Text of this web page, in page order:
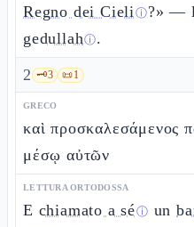
Regno dei Cieliⓘ?» —
gedullahⓘ.
2 🗝️3 📜1
GRECO
καὶ προσκαλεσάμενος
μέσῳ αὐτῶν
LETTURA ORTODOSSA
E chiamato a séⓘ un